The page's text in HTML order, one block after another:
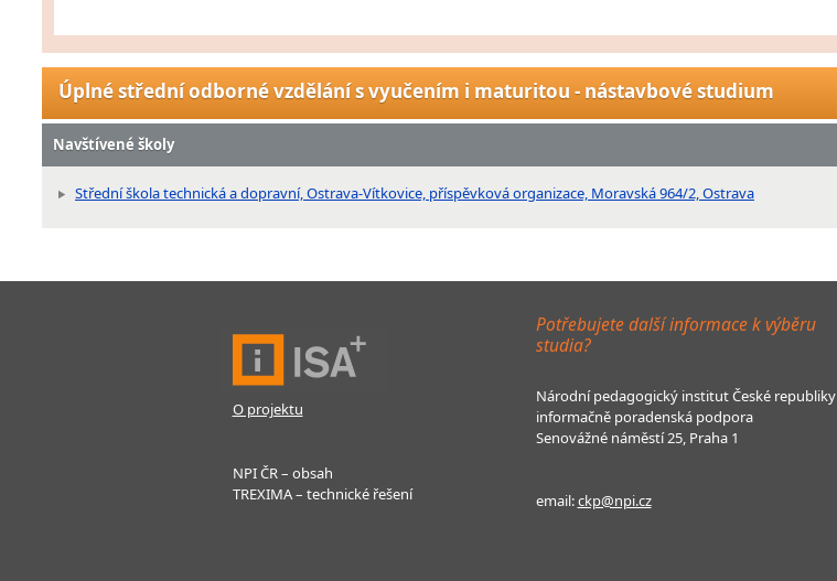
Úplné střední odborné vzdělání s vyučením i maturitou - nástavbové studium
Navštívené školy
Střední škola technická a dopravní, Ostrava-Vítkovice, příspěvková organizace, Moravská 964/2, Ostrava
O projektu
NPI ČR – obsah
TREXIMA – technické řešení
Potřebujete další informace k výběru
studia?
Národní pedagogický institut České republiky
informačně poradenská podpora
Senovážné náměstí 25, Praha 1
email:ckp@npi.cz